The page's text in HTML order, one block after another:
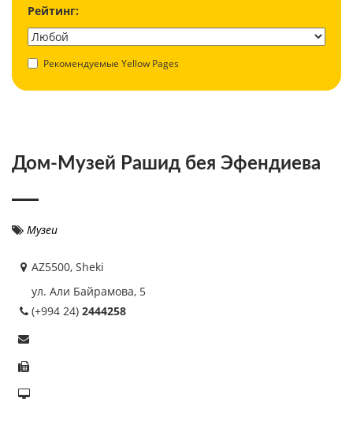
Рейтинг:
Рекомендуемые Yellow Pages
Дом-Музей Рашид бея Эфендиева
Музеи
AZ5500, Sheki
ул. Али Байрамова, 5
(+994 24) 2444258